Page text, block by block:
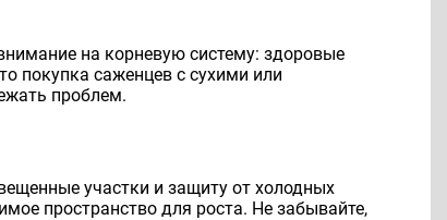
на корневую систему: здоровые
покупка саженцев с сухими или
проблем.
участки и защиту от холодных
пространство для роста. Не забывайте,